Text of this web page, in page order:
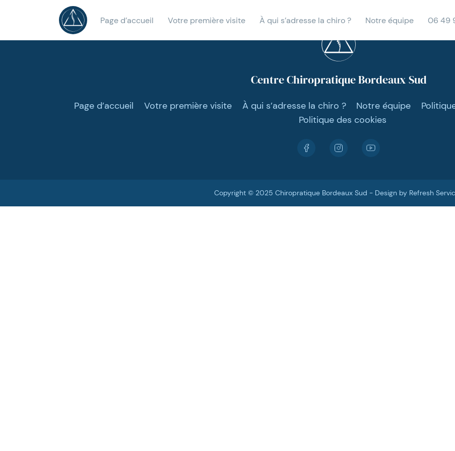
Page d’accueil Votre première visite À qui s’adresse la chiro ? Notre équipe 06 49
Centre Chiropratique Bordeaux Sud
Page d’accueil Votre première visite À qui s’adresse la chiro ? Notre équipe
Politique des cookies
Copyright © 2025 Chiropratique Bordeaux Sud - Design by Refresh